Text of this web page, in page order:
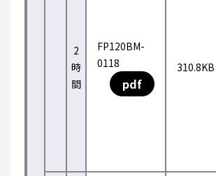
2
時
間
FP120BM-
0118
pdf
310.8KB